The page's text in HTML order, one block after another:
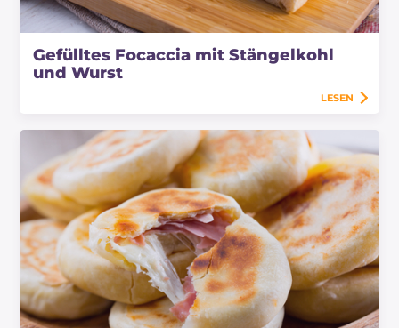
Gefülltes Focaccia mit Stängelkohl
und Wurst
LESEN